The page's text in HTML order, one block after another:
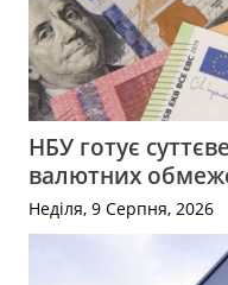
НБУ готує
валютних
Неділя, 9 Серпня, 2026